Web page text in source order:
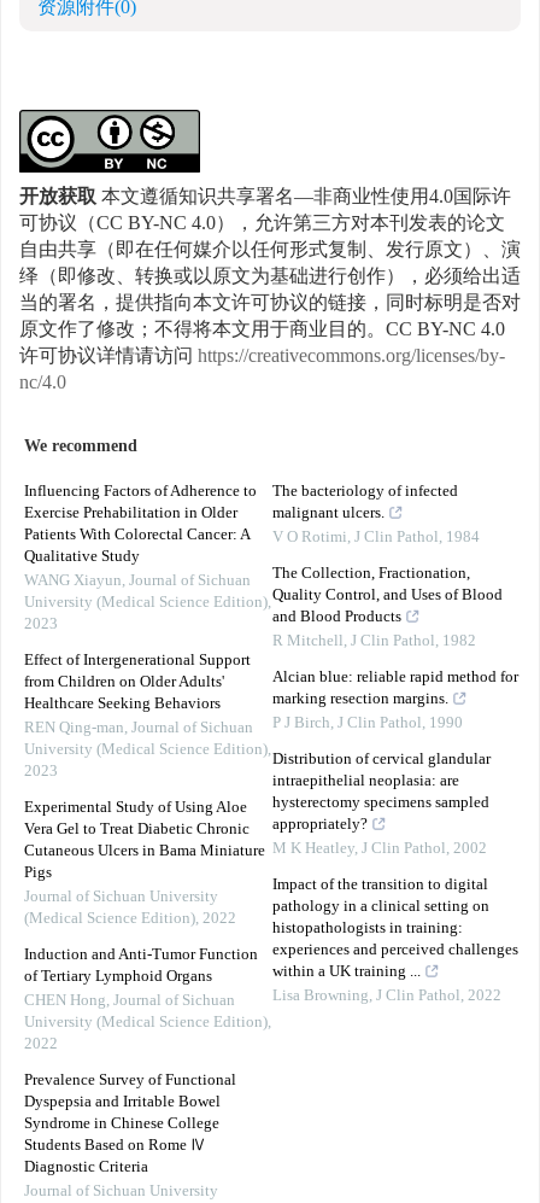
资源附件(0)
开放获取本文遵循知识共享署名—非商业性使用4.0国际许
可协议（CC BY-NC 4.0），允许第三方对本刊发表的论文
自由共享（即在任何媒介以任何形式复制、发行原文）、演
绎（即修改、转换或以原文为基础进行创作），必须给出适
当的署名，提供指向本文许可协议的链接，同时标明是否对
原文作了修改；不得将本文用于商业目的。CC BY-NC 4.0
许可协议详情请访问 https://creativecommons.org/licenses/by-
nc/4.0
We recommend
Influencing Factors of Adherence to
Exercise Prehabilitation in Older
Patients With Colorectal Cancer: A
Qualitative Study
WANG Xiayun, Journal of Sichuan
University (Medical Science Edition),
2023
Effect of Intergenerational Support
from Children on Older Adults'
Healthcare Seeking Behaviors
REN Qing-man, Journal of Sichuan
University (Medical Science Edition),
2023
Experimental Study of Using Aloe
Vera Gel to Treat Diabetic Chronic
Cutaneous Ulcers in Bama Miniature
Pigs
Journal of Sichuan University
(Medical Science Edition), 2022
Induction and Anti-Tumor Function
of Tertiary Lymphoid Organs
CHEN Hong, Journal of Sichuan
University (Medical Science Edition),
2022
Prevalence Survey of Functional
Dyspepsia and Irritable Bowel
Syndrome in Chinese College
Students Based on Rome Ⅳ
Diagnostic Criteria
Journal of Sichuan University
The bacteriology of infected
malignant ulcers.
V O Rotimi, J Clin Pathol, 1984
The Collection, Fractionation,
Quality Control, and Uses of Blood
and Blood Products
R Mitchell, J Clin Pathol, 1982
Alcian blue: reliable rapid method for
marking resection margins.
P J Birch, J Clin Pathol, 1990
Distribution of cervical glandular
intraepithelial neoplasia: are
hysterectomy specimens sampled
appropriately?
M K Heatley, J Clin Pathol, 2002
Impact of the transition to digital
pathology in a clinical setting on
histopathologists in training:
experiences and perceived challenges
within a UK training ...
Lisa Browning, J Clin Pathol, 2022